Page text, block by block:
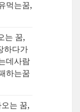
먹는꿈,
는 꿈,
하다가
데사람
하는꿈
는 꿈,